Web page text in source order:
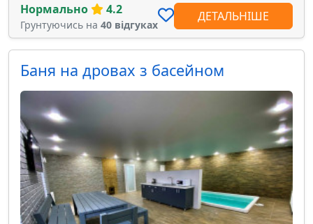
Нормально 4.2
Грунтуючись на 40 відгуках
ДЕТАЛЬНІШЕ
Баня на дровах з басейном